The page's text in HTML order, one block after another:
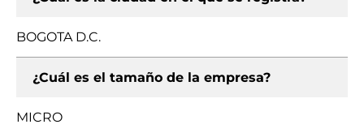
BOGOTA D.C.
¿Cuál es el tamaño de la empresa?
MICRO